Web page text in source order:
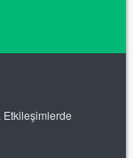
Etkileşimlerde